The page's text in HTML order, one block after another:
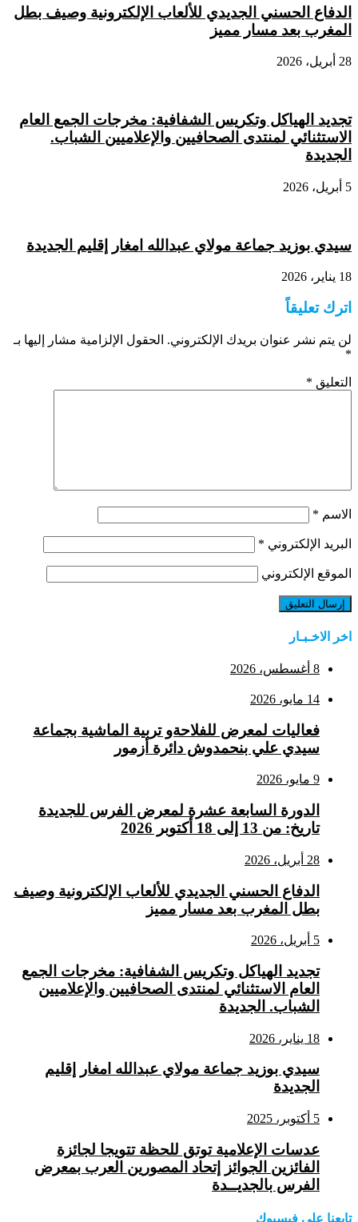
الدفاع الحسني الجديدي للألعاب الإلكترونية وصيف بطل
المغرب بعد مسار مميز
28 أبريل، 2026
تجديد الهياكل وتكريس الشفافية: مخرجات الجمع العام
الاستثنائي لمنتدى الصحافيين والإعلاميين الشباب.
الجديدة
5 أبريل، 2026
سيدي بوزيد جماعة مولاي عبدالله امغار إقليم الجديدة
18 يناير، 2026
اترك تعليقاً
لن يتم نشر عنوان بريدك الإلكتروني. الحقول الإلزامية مشار إليها بـ
*
التعليق *
الاسم *
البريد الإلكتروني *
الموقع الإلكتروني
اخر الاخـبـار
8 أغسطس، 2026
14 مايو، 2026
فعاليات لمعرض للفلاحةو تربية الماشية بجماعة
سيدي علي بنحمدوش دائرة أزمور
9 مايو، 2026
الدورة السابعة عشرة لمعرض الفرس للجديدة
تاريخ: من 13 إلى 18 أكتوبر 2026
28 أبريل، 2026
الدفاع الحسني الجديدي للألعاب الإلكترونية وصيف
بطل المغرب بعد مسار مميز
5 أبريل، 2026
تجديد الهياكل وتكريس الشفافية: مخرجات الجمع
العام الاستثنائي لمنتدى الصحافيين والإعلاميين
الشباب. الجديدة
18 يناير، 2026
سيدي بوزيد جماعة مولاي عبدالله امغار إقليم
الجديدة
5 أكتوبر، 2025
عدسات الإعلامية توتق للحظة تتويجا لجائزة
الفائزين الجوائز إتحاد المصورين العرب بمعرض
الفرس بالجديــدة
تابعنا على فيسبوك